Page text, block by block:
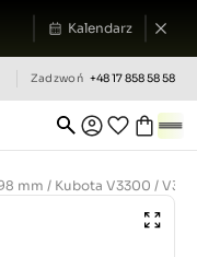
Kalendarz
Zadzwoń +48 17 858 58 58
mm / Kubota V3300 /